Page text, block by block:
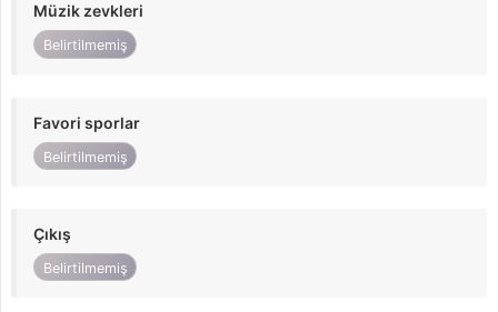
Müzik zevkleri
Belirtilmemiş
Favori sporlar
Belirtilmemiş
Çıkış
Belirtilmemiş